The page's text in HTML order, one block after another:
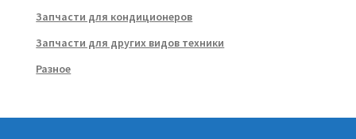
Запчасти для кондиционеров
Запчасти для других видов техники
Разное